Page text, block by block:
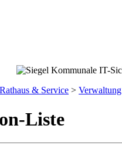
Rathaus & Service > Verwaltung
Liste